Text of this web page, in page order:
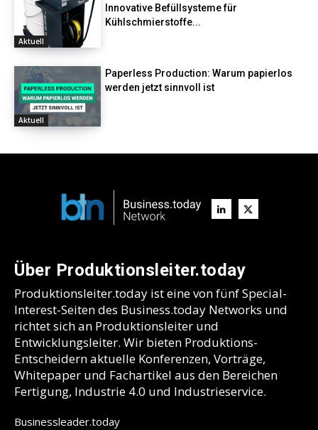
Aktuell
Innovative Befüllsysteme für
Kühlschmierstoffe...
Aktuell
Paperless Production: Warum papierlos
werden jetzt sinnvoll ist
Über Produktionsleiter.today
Produktionsleiter.today ist eine von fünf Special-
Interest-Seiten des Business.today Networks und
richtet sich an Produktionsleiter und
Entwicklungsleiter. Wir bieten Produktions-
Entscheidern aktuelle Konferenzen, Vorträge,
Whitepaper und Fachartikel aus den Bereichen
Fertigung, Industrie 4.0 und Industrieservice.
Businessleader.today